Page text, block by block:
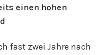
einen hohen
fast zwei Jahre nach